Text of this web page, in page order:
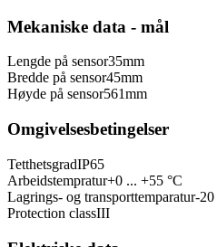
Mekaniske data - mål
Lengde på sensor35mm
Bredde på sensor45mm
Høyde på sensor561mm
Omgivelsesbetingelser
TetthetsgradIP65
Arbeidstempratur+0 ... +55 °C
Lagrings- og transporttemparatur-20
Protection classIII